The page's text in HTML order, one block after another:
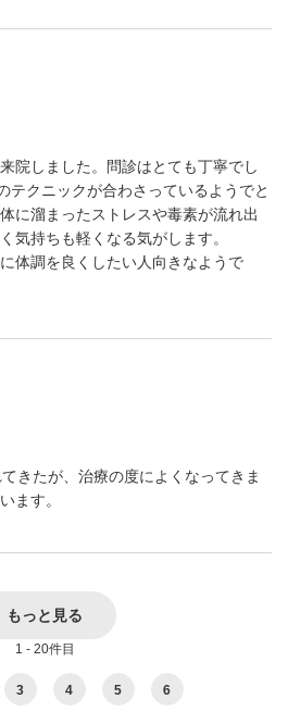
院しました。問診はとても丁寧でし
テクニックが合わさっているようでと
に溜まったストレスや毒素が流れ出
気持ちも軽くなる気がします。
体調を良くしたい人向きなようで
きたが、治療の度によくなってきま
ます。
もっと見る
1 - 20件目
3 4 5 6